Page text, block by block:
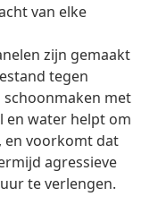
van elke
zijn gemaakt
tegen
schoonmaken met
en water helpt om
en voorkomt dat
agressieve
te verlengen.